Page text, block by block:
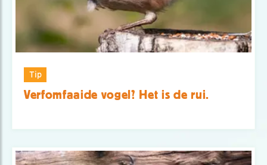
Tip
Verfomfaaide vogel? Het is de rui.